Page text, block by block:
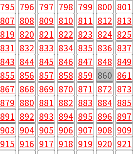
795 796 797 798 799 800 801
807 808 809 810 811 812 813
819 820 821 822 823 824 825
831 832 833 834 835 836 837
843 844 845 846 847 848 849
855 856 857 858 859 860 861
867 868 869 870 871 872 873
879 880 881 882 883 884 885
891 892 893 894 895 896 897
903 904 905 906 907 908 909
915 916 917 918 919 920 921